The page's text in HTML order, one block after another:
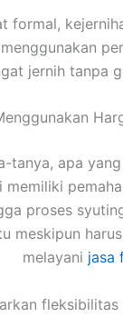
formal,
jernih tanpa
tanya, apa
memiliki
proses
meskipun
melayani jasa